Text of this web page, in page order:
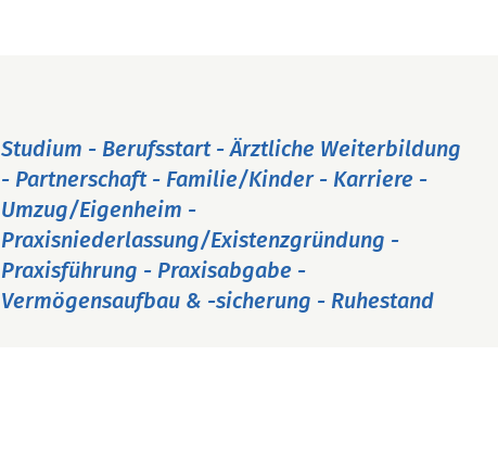
Studium - Berufsstart - Ärztliche Weiterbildung
- Partnerschaft - Familie/Kinder - Karriere -
Umzug/Eigenheim -
Praxisniederlassung/Existenzgründung -
Praxisführung - Praxisabgabe -
Vermögensaufbau & -sicherung - Ruhestand